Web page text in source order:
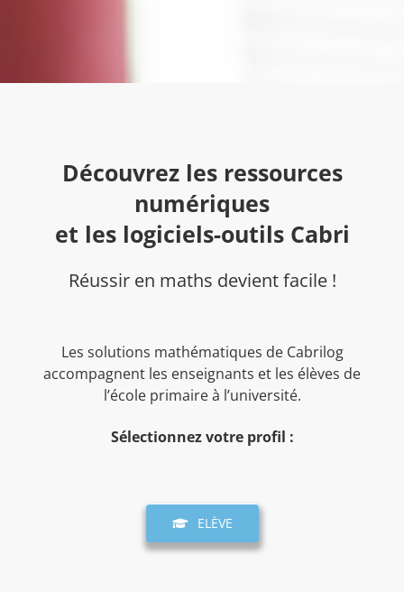
Découvrez les ressources
numériques
et les logiciels-outils Cabri
Réussir en maths devient facile !
Les solutions mathématiques de Cabrilog
accompagnent les enseignants et les élèves de
l’école primaire à l’université.
Sélectionnez votre profil :
ELÈVE